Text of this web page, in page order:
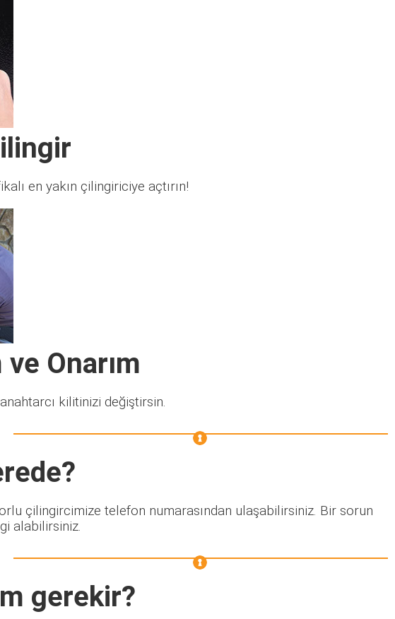
en yakın çilingiriciye açtırın!
Onarım
kilitinizi değiştirsin.
çilingircimize telefon numarasından ulaşabilirsiniz. Bir sorun
alabilirsiniz.
gerekir?